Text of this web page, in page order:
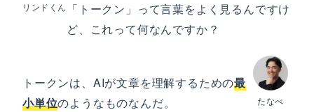
リンドくん
「トークン」って言葉をよく見るんですけ
ど、これって何なんですか？
たなべ
トークンは、AIが文章を理解するための最
小単位のようなものなんだ。